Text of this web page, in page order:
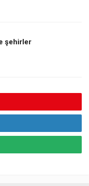
şehirler